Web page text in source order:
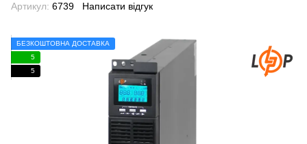
Артикул: 6739 Написати відгук
БЕЗКОШТОВНА ДОСТАВКА
5
5